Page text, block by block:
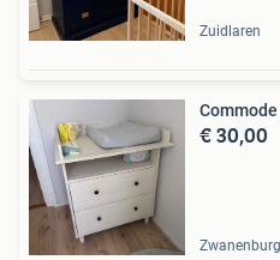
Zuidlaren
€ 30,00
Zwanenburg